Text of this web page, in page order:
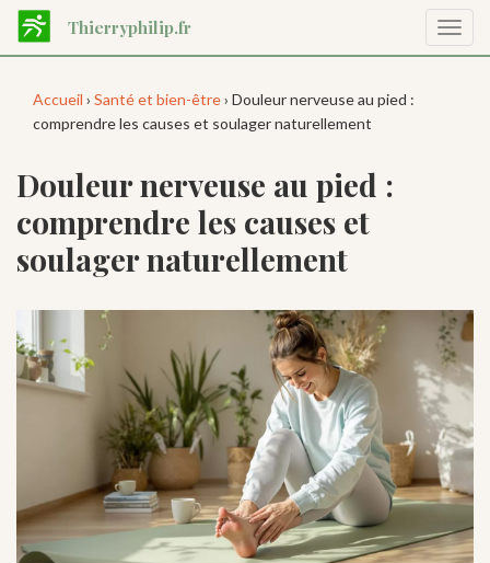
Aller
contenu
Thierryphilip.fr
la
Accueil › Santé et bien-être› Douleur nerveuse au pied :
comprendre les causes et soulager naturellement
Douleur nerveuse au pied :
comprendre les causes et
soulager naturellement